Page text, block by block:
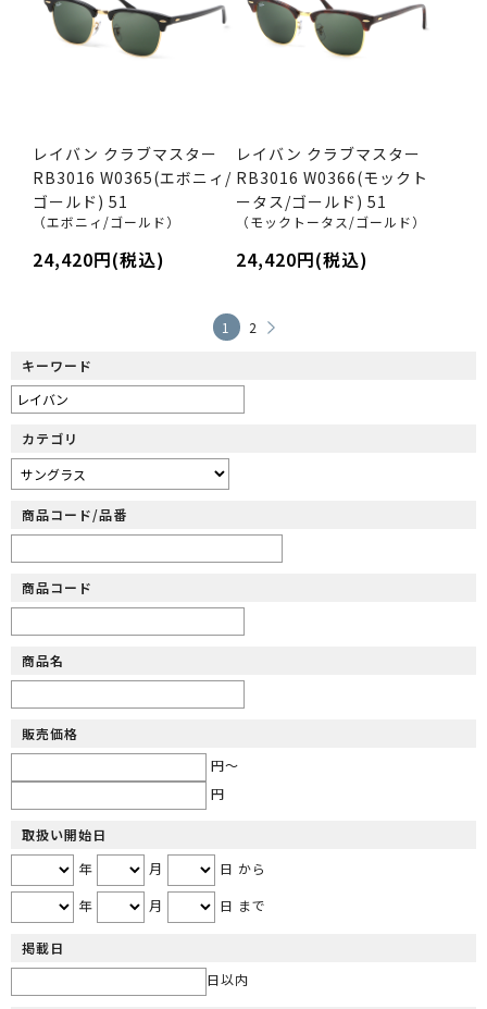
レイバン クラブマスター
RB3016 W0365(エボニィ/
ゴールド) 51
（エボニィ/ゴールド）
24,420円(税込)
レイバン クラブマスター
RB3016 W0366(モックト
ータス/ゴールド) 51
（モックトータス/ゴールド）
24,420円(税込)
1 2
キーワード
カテゴリ
商品コード/品番
商品コード
商品名
販売価格
円～
円
取扱い開始日
年
月
日 から
年
月 日 まで
掲載日
日以内